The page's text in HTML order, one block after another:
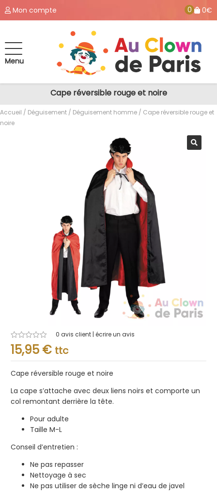
Mon compte 0 0€
Menu
Cape réversible rouge et noire
Accueil / Déguisement / Déguisement homme / Cape réversible rouge et
noire
Note
0.001
sur
0 avis client | écrire un avis
15,95 € ttc
Cape réversible rouge et noire
La cape s’attache avec deux liens noirs et comporte un
col remontant derrière la tête.
Pour adulte
Taille M-L
Conseil d’entretien :
Ne pas repasser
Nettoyage à sec
Ne pas utiliser de sèche linge ni d’eau de javel